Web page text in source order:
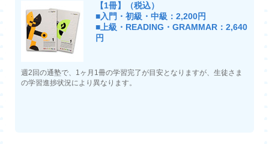
【1冊】（税込）
■入門・初級・中級：2,200円
■上級・READING・GRAMMAR：2,640
円
週2回の通塾で、1ヶ月1冊の学習完了が目安となりますが、生徒さま
の学習進捗状況により異なります。